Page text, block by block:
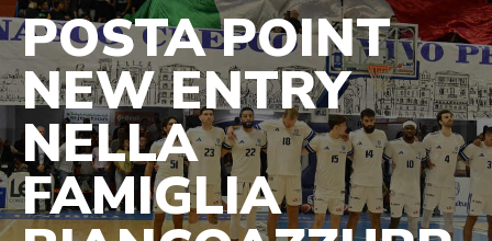
POSTA POINT
NEW ENTRY
NELLA
FAMIGLIA